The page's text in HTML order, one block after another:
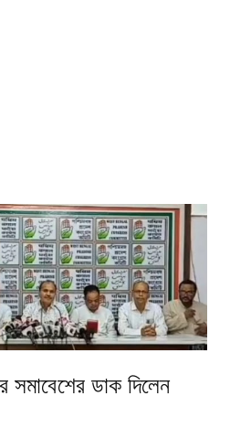
সমাবেশের ডাক দিলেন